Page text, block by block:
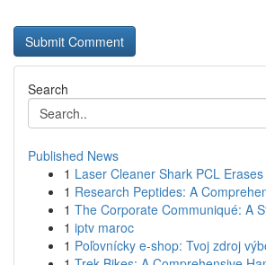
Search
Published News
1 Laser Cleaner Shark PCL
1 Research Peptides: A
1 The Corporate Communiqué: A
1 iptv maroc
1 Poľovnícky e-shop: Tvoj zdroj